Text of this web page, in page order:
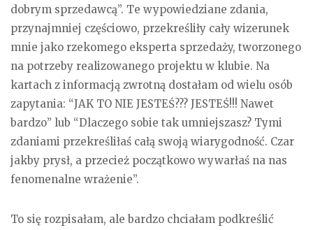
dobrym sprzedawcą”. Te wypowiedziane zdania,
przynajmniej częściowo, przekreśliły cały wizerunek
mnie jako rzekomego eksperta sprzedaży, tworzonego
na potrzeby realizowanego projektu w klubie. Na
kartach z informacją zwrotną dostałam od wielu osób
zapytania: “JAK TO NIE JESTEŚ??? JESTEŚ!!! Nawet
bardzo” lub “Dlaczego sobie tak umniejszasz? Tymi
zdaniami przekreśliłaś całą swoją wiarygodność. Czar
jakby prysł, a przecież początkowo wywarłaś na nas
fenomenalne wrażenie”.
To się rozpisałam, ale bardzo chciałam podkreślić